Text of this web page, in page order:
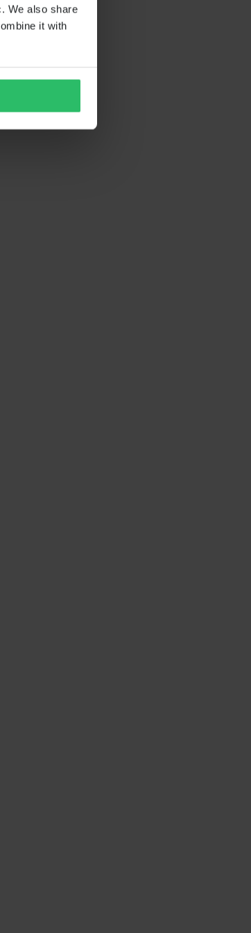
We also share
it with